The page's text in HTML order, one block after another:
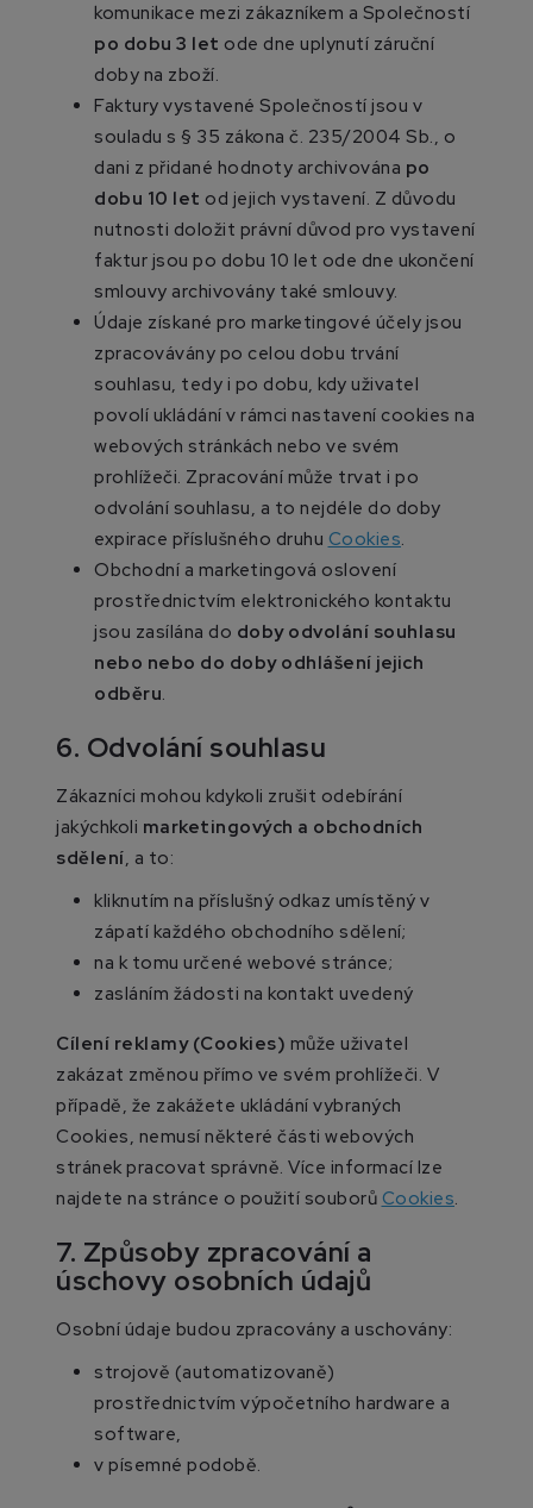
komunikace mezi zákazníkem a Společností
po dobu 3 let ode dne uplynutí záruční
doby na zboží.
Faktury vystavené Společností jsou v
souladu s § 35 zákona č. 235/2004 Sb., o
dani z přidané hodnoty archivována po
dobu 10 let od jejich vystavení. Z důvodu
nutnosti doložit právní důvod pro vystavení
faktur jsou po dobu 10 let ode dne ukončení
smlouvy archivovány také smlouvy.
Údaje získané pro marketingové účely jsou
zpracovávány po celou dobu trvání
souhlasu, tedy i po dobu, kdy uživatel
povolí ukládání v rámci nastavení cookies na
webových stránkách nebo ve svém
prohlížeči. Zpracování může trvat i po
odvolání souhlasu, a to nejdéle do doby
expirace příslušného druhu Cookies.
Obchodní a marketingová oslovení
prostřednictvím elektronického kontaktu
jsou zasílána do doby odvolání souhlasu
nebo nebo do doby odhlášení jejich
odběru.
6. Odvolání souhlasu
Zákazníci mohou kdykoli zrušit odebírání
jakýchkoli marketingových a obchodních
sdělení, a to:
kliknutím na příslušný odkaz umístěný v
zápatí každého obchodního sdělení;
na k tomu určené webové stránce;
zasláním žádosti na kontakt uvedený
Cílení reklamy (Cookies) může uživatel
zakázat změnou přímo ve svém prohlížeči. V
případě, že zakážete ukládání vybraných
Cookies, nemusí některé části webových
stránek pracovat správně. Více informací lze
najdete na stránce o použití souborů Cookies.
7. Způsoby zpracování a
úschovy osobních údajů
Osobní údaje budou zpracovány a uschovány:
strojově (automatizovaně)
prostřednictvím výpočetního hardware a
software,
v písemné podobě.